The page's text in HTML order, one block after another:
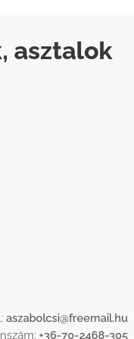
asztalok
aszabolcsi@freemail.hu
+36-70-2468-305